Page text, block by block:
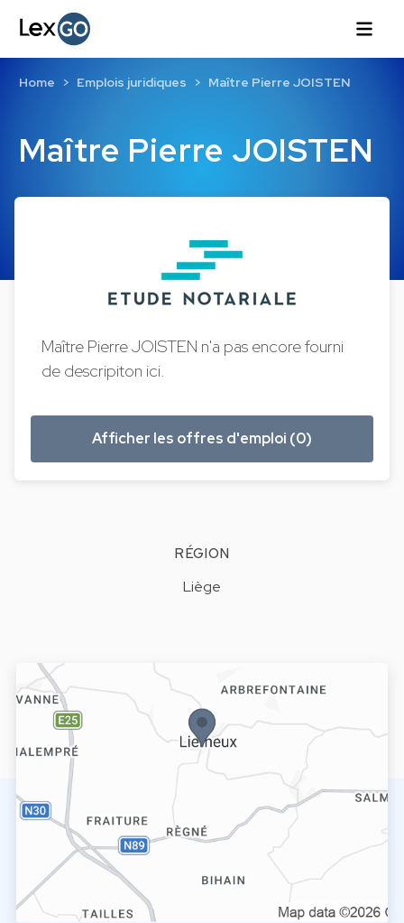
Maître Pierre JOISTEN
Home Emplois juridiques Maître Pierre JOISTEN
Maître Pierre JOISTEN n'a pas encore fourni
de descripiton ici.
Afficher les offres d'emploi (0)
RÉGION
Liège